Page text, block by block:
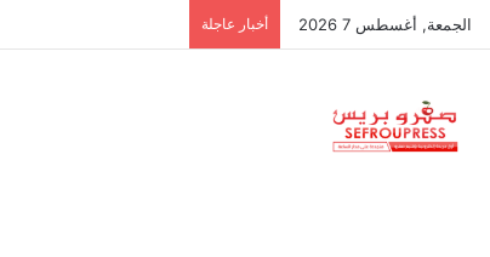
الجمعة, أغسطس 7 2026 أخبار عاجلة